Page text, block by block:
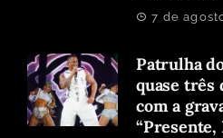
7 de
Patrulha
quase três
com a
“Presente,